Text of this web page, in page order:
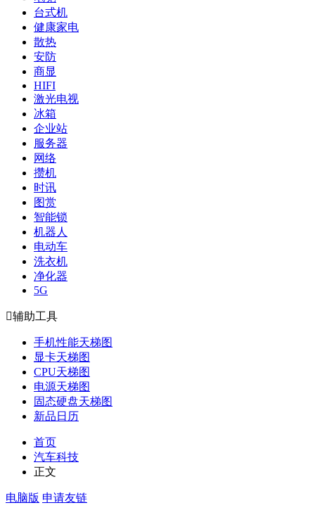
台式机
健康家电
散热
安防
商显
HIFI
激光电视
冰箱
企业站
服务器
网络
攒机
时讯
图赏
智能锁
机器人
电动车
洗衣机
净化器
5G
辅助工具
手机性能天梯图
显卡天梯图
CPU天梯图
电源天梯图
固态硬盘天梯图
新品日历
首页
汽车科技
正文
电脑版 申请友链